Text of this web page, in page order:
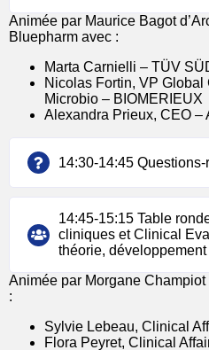
Animée par Maurice Bagot
Bluepharm avec :
Marta Carnielli – TÜV
Nicolas Fortin, VP
Microbio – BIOMERIEUX
Alexandra Prieux, CEO –
14:30-14:45
14:45-15:15 Table
cliniques et Clinical
théorie,
Animée par Morgane
:
Sylvie Lebeau, Clinical
Flora Peyret, Clinical